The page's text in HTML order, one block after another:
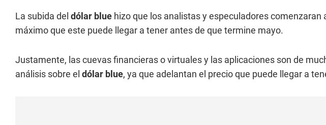
La subida del dólar blue hizo que los analistas y especuladores comenzaran
máximo que este puede llegar a tener antes de que termine mayo.
Justamente, las cuevas financieras o virtuales y las aplicaciones son de
análisis sobre el dólar blue, ya que adelantan el precio que puede llegar a